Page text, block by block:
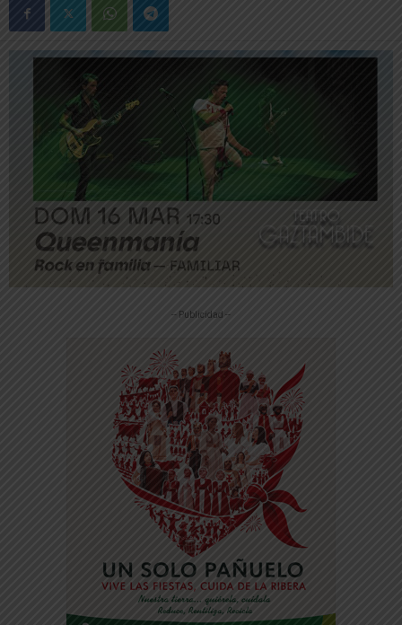
-- Publicidad --